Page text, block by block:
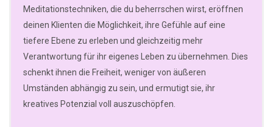
Meditationstechniken, die du beherrschen wirst, eröffnen
deinen Klienten die Möglichkeit, ihre Gefühle auf eine
tiefere Ebene zu erleben und gleichzeitig mehr
Verantwortung für ihr eigenes Leben zu übernehmen. Dies
schenkt ihnen die Freiheit, weniger von äußeren
Umständen abhängig zu sein, und ermutigt sie, ihr
kreatives Potenzial voll auszuschöpfen.